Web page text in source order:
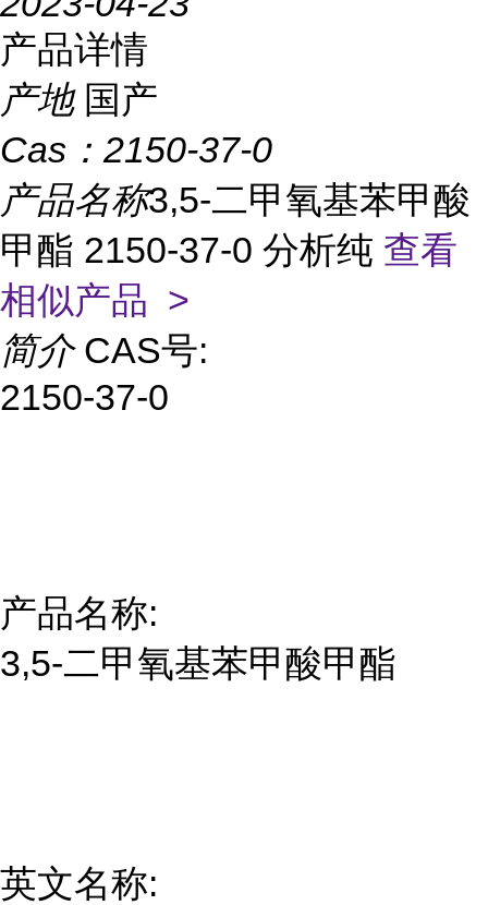
产品详情
产地 国产
Cas： 2150-37-0
产品名称3,5-二甲氧基苯甲酸
甲酯 2150-37-0 分析纯 查看
相似产品 >
简介 CAS号:
2150-37-0
产品名称:
3,5-二甲氧基苯甲酸甲酯
英文名称: